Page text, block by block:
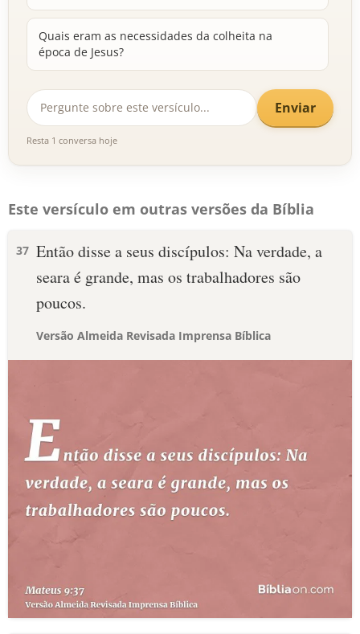
Quais eram as necessidades da colheita na
época de Jesus?
Enviar
Resta 1 conversa hoje
Este versículo em outras versões da Bíblia
37 Então disse a seus discípulos: Na verdade, a
seara é grande, mas os trabalhadores são
poucos.
Versão Almeida Revisada Imprensa Bíblica